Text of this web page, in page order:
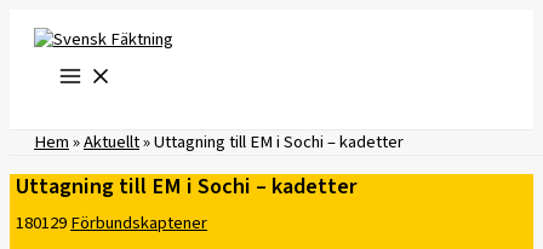
innehåll
Hem»Aktuellt»Uttagning till EM i Sochi – kadetter
Uttagning till EM i Sochi – kadetter
180129Förbundskaptener